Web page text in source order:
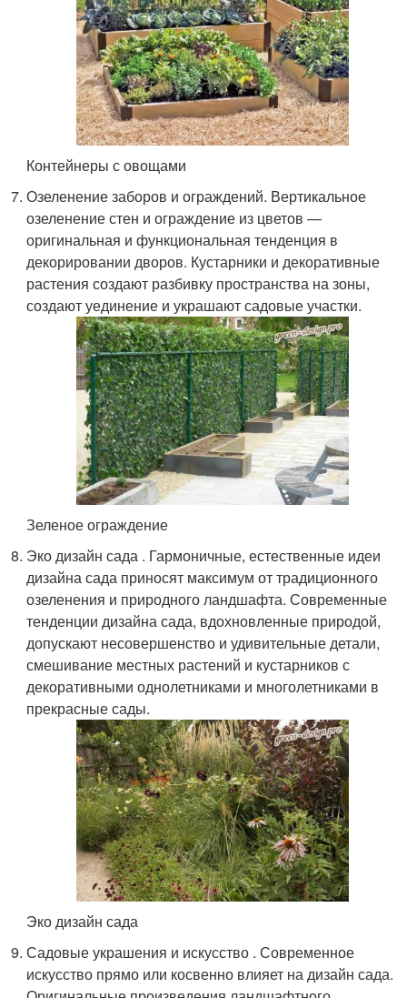
Контейнеры с овощами
Озеленение заборов и ограждений. Вертикальное
озеленение стен и ограждение из цветов —
оригинальная и функциональная тенденция в
декорировании дворов. Кустарники и декоративные
растения создают разбивку пространства на зоны,
создают уединение и украшают садовые участки.
Зеленое ограждение
Эко дизайн сада . Гармоничные, естественные идеи
дизайна сада приносят максимум от традиционного
озеленения и природного ландшафта. Современные
тенденции дизайна сада, вдохновленные природой,
допускают несовершенство и удивительные детали,
смешивание местных растений и кустарников с
декоративными однолетниками и многолетниками в
прекрасные сады.
Эко дизайн сада
Садовые украшения и искусство . Современное
искусство прямо или косвенно влияет на дизайн сада.